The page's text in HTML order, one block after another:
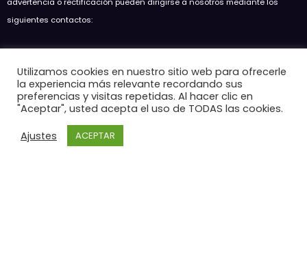
siguientes contactos:
soulracingkart@hotmail.com
Entradas recientes
GP5 SKC 2026 EMPURIABRAVA
Resumen GP3 SKC en Circuit D’Osona
Utilizamos cookies en nuestro sitio web para ofrecerle
la experiencia más relevante recordando sus
preferencias y visitas repetidas. Al hacer clic en
"Aceptar", usted acepta el uso de TODAS las cookies.
Ajustes
ACEPTAR